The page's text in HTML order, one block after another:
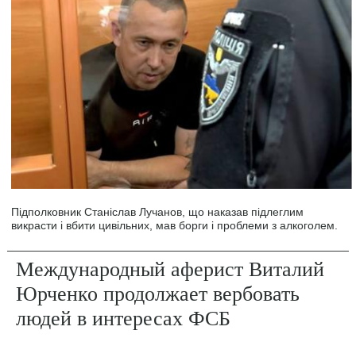
Підполковник Станіслав Лучанов, що наказав підлеглим
викрасти і вбити цивільних, мав борги і проблеми з алкоголем.
Международный аферист Виталий
Юрченко продолжает вербовать
людей в интересах ФСБ